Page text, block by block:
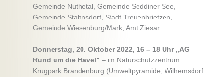
Gemeinde Nuthetal, Gemeinde Seddiner See,
Gemeinde Stahnsdorf, Stadt Treuenbrietzen,
Gemeinde Wiesenburg/Mark, Amt Ziesar
Donnerstag, 20. Oktober 2022, 16 – 18 Uhr „AG
Rund um die Havel“ – im Naturschutzzentrum
Krugpark Brandenburg (Umweltpyramide, Wilhemsdorf